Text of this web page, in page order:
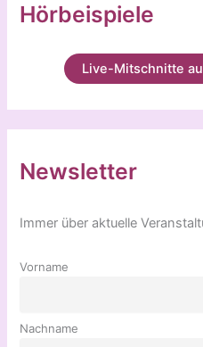
Hörbeispiele
Live-Mitschnitte
Newsletter
Immer über aktuelle
Vorname
Nachname